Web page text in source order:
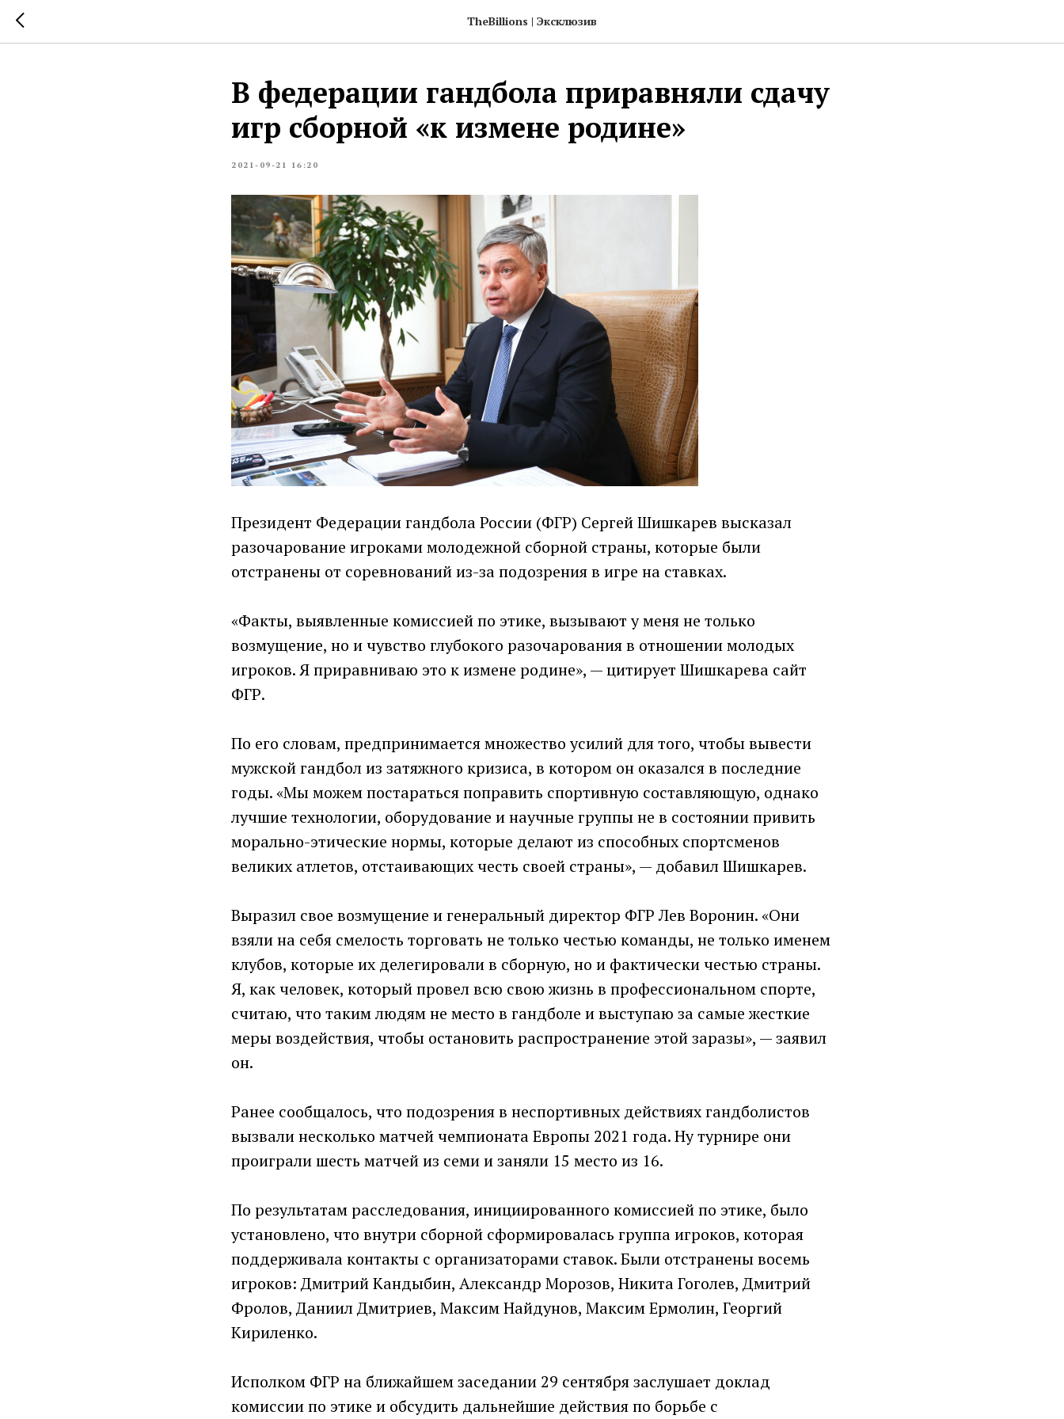
TheBillions | Эксклюзив
В федерации гандбола приравняли сдачу
игр сборной «к измене родине»
2021-09-21 16:20
Президент Федерации гандбола России (ФГР) Сергей Шишкарев высказал
разочарование игроками молодежной сборной страны, которые были
отстранены от соревнований из-за подозрения в игре на ставках.
«Факты, выявленные комиссией по этике, вызывают у меня не только
возмущение, но и чувство глубокого разочарования в отношении молодых
игроков. Я приравниваю это к измене родине», — цитирует Шишкарева сайт
ФГР.
По его словам, предпринимается множество усилий для того, чтобы вывести
мужской гандбол из затяжного кризиса, в котором он оказался в последние
годы. «Мы можем постараться поправить спортивную составляющую, однако
лучшие технологии, оборудование и научные группы не в состоянии привить
морально-этические нормы, которые делают из способных спортсменов
великих атлетов, отстаивающих честь своей страны», — добавил Шишкарев.
Выразил свое возмущение и генеральный директор ФГР Лев Воронин. «Они
взяли на себя смелость торговать не только честью команды, не только именем
клубов, которые их делегировали в сборную, но и фактически честью страны.
Я, как человек, который провел всю свою жизнь в профессиональном спорте,
считаю, что таким людям не место в гандболе и выступаю за самые жесткие
меры воздействия, чтобы остановить распространение этой заразы», — заявил
он.
Ранее сообщалось, что подозрения в неспортивных действиях гандболистов
вызвали несколько матчей чемпионата Европы 2021 года. Ну турнире они
проиграли шесть матчей из семи и заняли 15 место из 16.
По результатам расследования, инициированного комиссией по этике, было
установлено, что внутри сборной сформировалась группа игроков, которая
поддерживала контакты с организаторами ставок. Были отстранены восемь
игроков: Дмитрий Кандыбин, Александр Морозов, Никита Гоголев, Дмитрий
Фролов, Даниил Дмитриев, Максим Найдунов, Максим Ермолин, Георгий
Кириленко.
Исполком ФГР на ближайшем заседании 29 сентября заслушает доклад
комиссии по этике и обсудить дальнейшие действия по борьбе с